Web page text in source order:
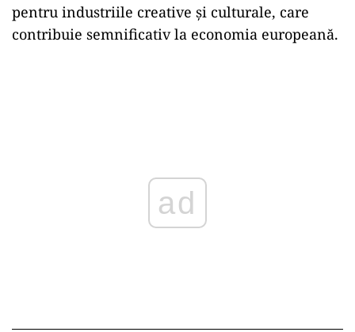
pentru industriile creative și culturale, care
contribuie semnificativ la economia europeană.
ad